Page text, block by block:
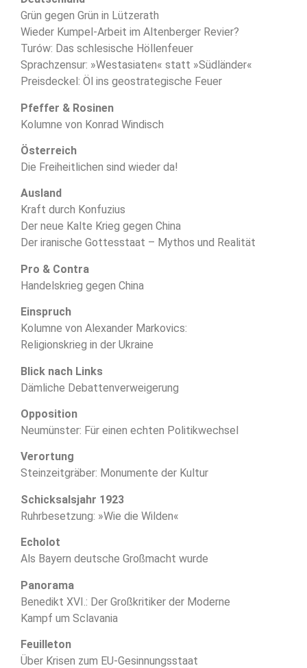
Grün gegen Grün in Lützerath
Wieder Kumpel-Arbeit im Altenberger Revier?
Turów: Das schlesische Höllenfeuer
Sprachzensur: »Westasiaten« statt »Südländer«
Preisdeckel: Öl ins geostrategische Feuer
Pfeffer & Rosinen
Kolumne von Konrad Windisch
Österreich
Die Freiheitlichen sind wieder da!
Ausland
Kraft durch Konfuzius
Der neue Kalte Krieg gegen China
Der iranische Gottesstaat – Mythos und Realität
Pro & Contra
Handelskrieg gegen China
Einspruch
Kolumne von Alexander Markovics:
Religionskrieg in der Ukraine
Blick nach Links
Dämliche Debattenverweigerung
Opposition
Neumünster: Für einen echten Politikwechsel
Verortung
Steinzeitgräber: Monumente der Kultur
Schicksalsjahr 1923
Ruhrbesetzung: »Wie die Wilden«
Echolot
Als Bayern deutsche Großmacht wurde
Panorama
Benedikt XVI.: Der Großkritiker der Moderne
Kampf um Sclavania
Feuilleton
Über Krisen zum EU-Gesinnungsstaat